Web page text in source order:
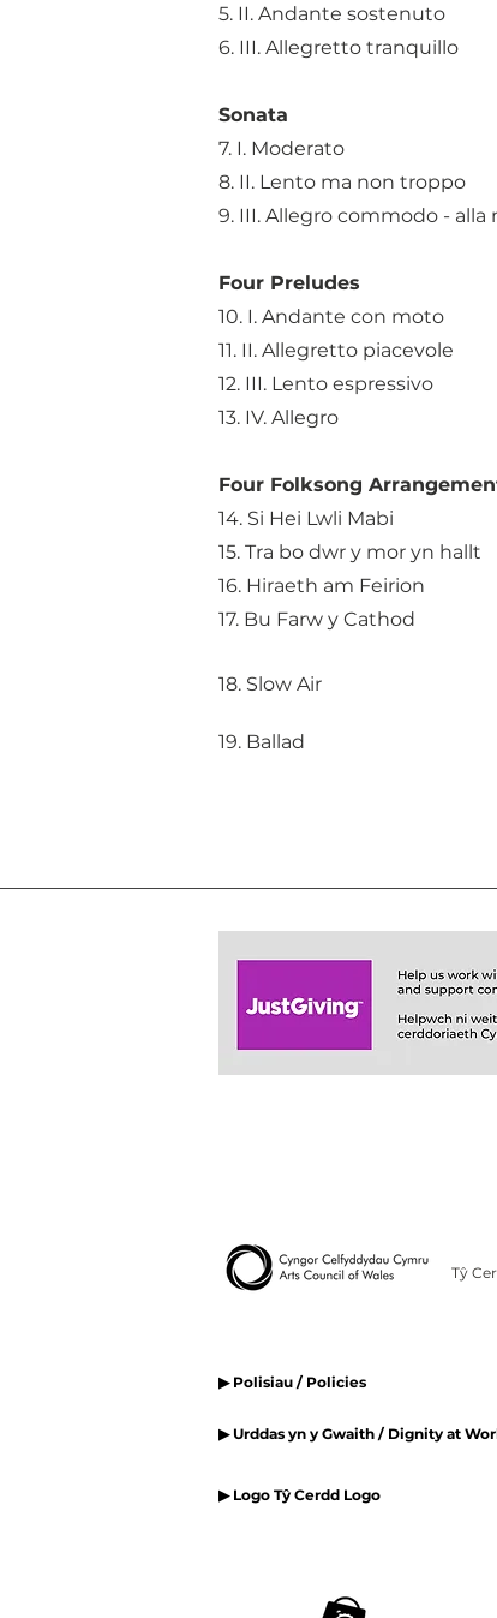
5. II. Andante sostenuto
6. III. Allegretto tranquillo
Sonata
7. I. Moderato
8. II. Lento ma non troppo
9. III. Allegro commodo - alla
Four Preludes
10. I. Andante con moto
11. II. Allegretto piacevole
12. III. Lento espressivo
13. IV. Allegro
Four Folksong
14. Si Hei Lwli Mabi
15. Tra bo dwr y mor yn hallt
16. Hiraeth am Feirion
17. Bu Farw y Cathod
18. Slow Air
19. Ballad
Tŷ
▶ Polisiau / Policies
▶ Urddas yn y Gwaith / Dignity at
▶ Logo Tŷ Cerdd Logo